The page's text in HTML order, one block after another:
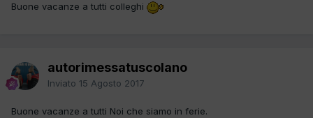
Buone vacanze a tutti colleghi
autorimessatuscolano
Inviato 15 Agosto 2017
Buone vacanze a tutti Noi che siamo in ferie.